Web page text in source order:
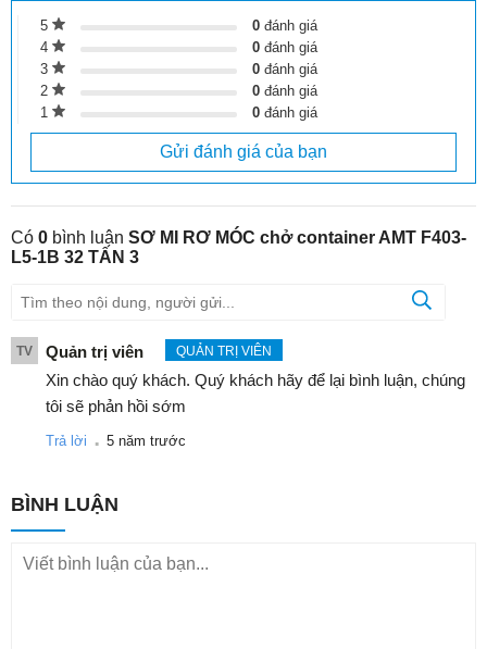
5 0 đánh giá
4
0 đánh giá
3
0 đánh giá
2
0 đánh giá
1
0 đánh giá
Gửi đánh giá của bạn
Có 0 bình luận SƠ MI RƠ MÓC chở container AMT F403-
L5-1B 32 TẤN 3
TV Quản trị viên QUẢN TRỊ VIÊN
Xin chào quý khách. Quý khách hãy để lại bình luận, chúng
tôi sẽ phản hồi sớm
Trả lời . 5 năm trước
BÌNH LUẬN